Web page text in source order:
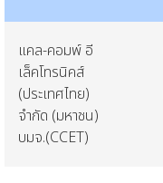
แคล-คอมพ์ อี
เล็คโทรนิคส์
(ประเทศไทย)
จำกัด (มหาชน)
บมจ.(CCET)